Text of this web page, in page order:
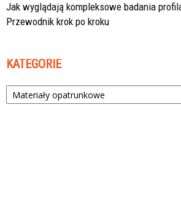
Jak wyglądają kompleksowe badania
Przewodnik krok po kroku
KATEGORIE
Kategorie